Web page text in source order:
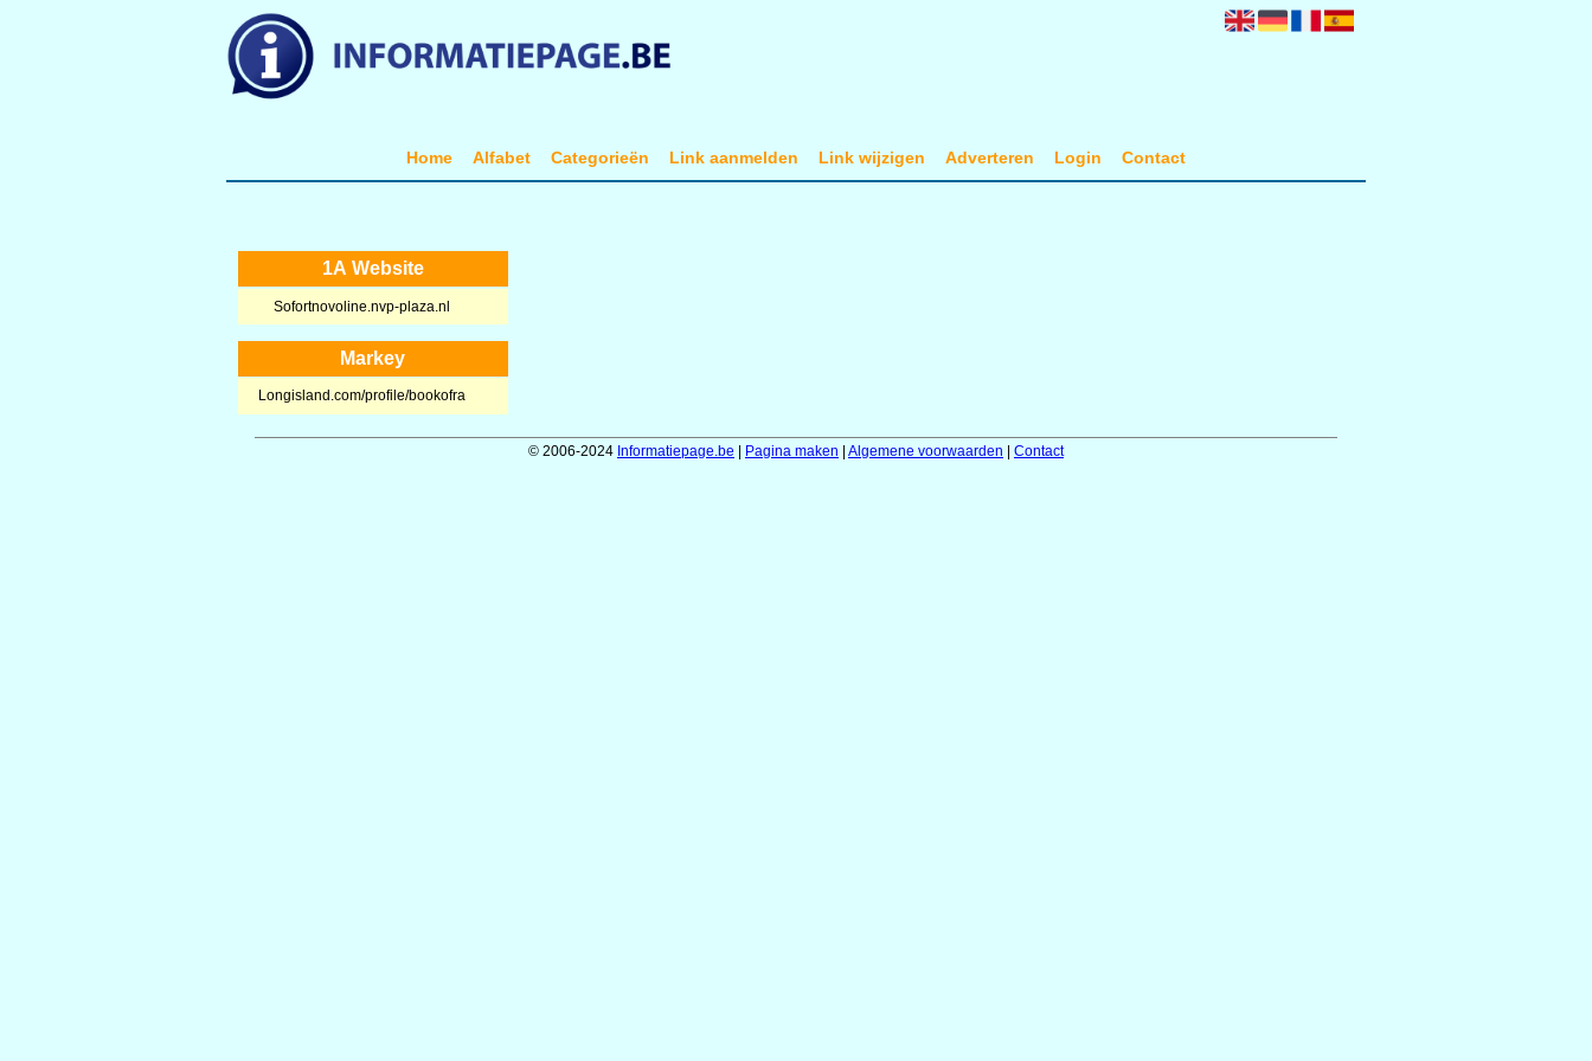
Home Alfabet Categorieën Link aanmelden Link wijzigen Adverteren Login Contact
1A Website
Sofortnovoline.nvp-plaza.nl
Markey
Longisland.com/profile/bookofra
© 2006-2024 Informatiepage.be | Pagina maken | Algemene voorwaarden | Contact